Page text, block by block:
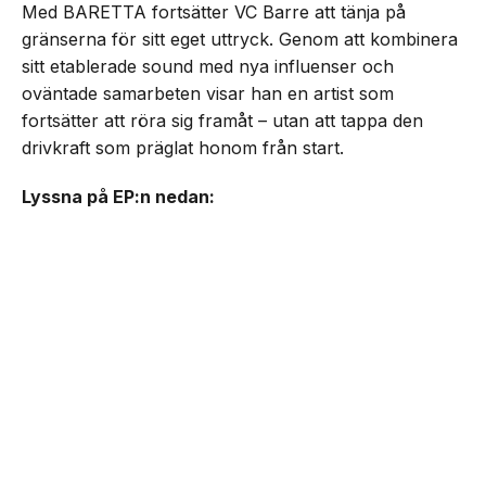
Med BARETTA fortsätter VC Barre att tänja på
gränserna för sitt eget uttryck. Genom att kombinera
sitt etablerade sound med nya influenser och
oväntade samarbeten visar han en artist som
fortsätter att röra sig framåt – utan att tappa den
drivkraft som präglat honom från start.
Lyssna på EP:n nedan: